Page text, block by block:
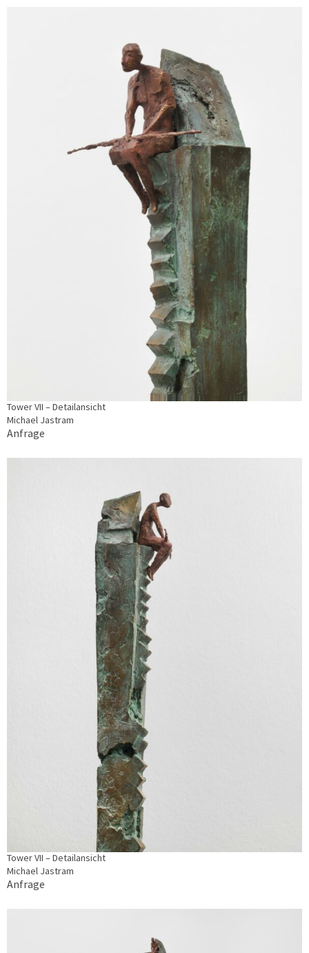
Tower VII – Detailansicht
Michael Jastram
Anfrage
Tower VII – Detailansicht
Michael Jastram
Anfrage